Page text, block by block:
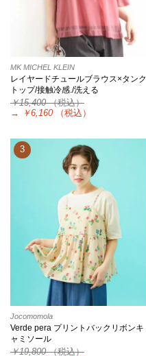
MK MICHEL KLEIN
レイヤードチュールブラウス×タンク
トップ/接触冷感./洗える
￥15,400（税込）
→
￥6,160 （税込）
3
Jocomomola
Verde pera プリントバックリボンキ
ャミソール
￥19,800（税込）